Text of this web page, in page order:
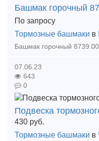
Башмак горочный
По запросу
Тормозные башмаки в
07.06.23
643
0
Подвеска
430 руб.
Тормозные башмаки в